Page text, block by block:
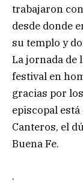
trabajaron
desde donde
su templo y
La jornada de
festival en
gracias por
episcopal
Canteros, el
Buena Fe.
.